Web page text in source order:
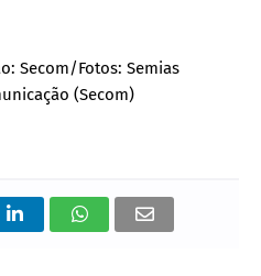
Secom/Fotos: Semias
(Secom)